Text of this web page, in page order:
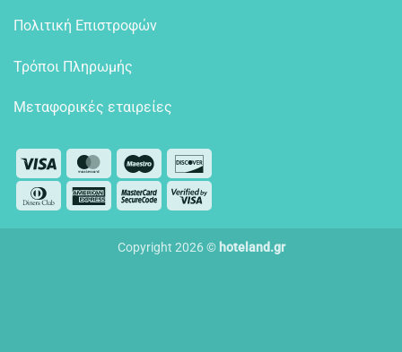
Πολιτική Επιστροφών
Τρόποι Πληρωμής
Μεταφορικές εταιρείες
Visa MasterCardMaestro
Dinners
Club
American
Express
MasterCard
2
Visa
2
Copyright 2026 © hoteland.gr